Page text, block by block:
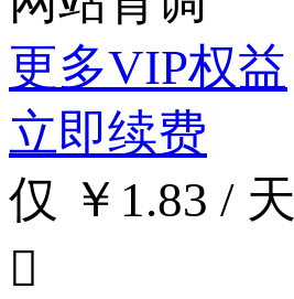
更多VIP权益
立即续费
仅 ￥1.83 / 天
